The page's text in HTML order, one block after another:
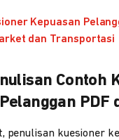
Kepuasan
dan Transportasi
Contoh
PDF
penulisan kuesioner